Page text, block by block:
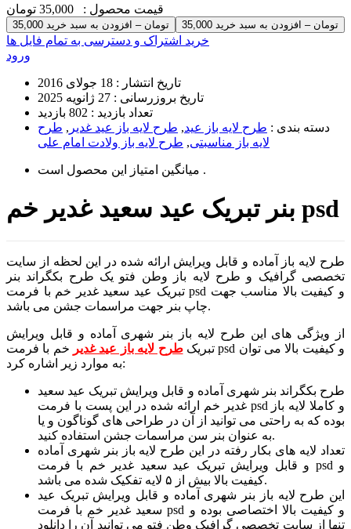
قیمت محصول : 35,000 تومان
35,000 تومان – افزودن به سبد خرید
خرید اشتراک و دسترسی به تمام فایل ها
ورود
تاریخ انتشار : 18 جولای 2016
تاریخ بروزرسانی : 27 ژانویه 2025
تعداد بازدید : 802 بازدید
دسته بندی : طرح لایه باز عید, طرح لایه باز عید غدیر , طرح
لایه باز مناسبتی, طرح لایه باز ولادت امام علی
میانگین امتیاز این محصول است .
بنر تبریک عید سعید غدیر خم psd
طرح لایه باز آماده و قابل ویرایش ارائه شده در این لحظه از سایت
تخصصی گرافیک و طرح لایه باز وطن فتو یک طرح بکگراند بنر
تبریک عید سعید غدیر خم با فرمت psd و کیفیت بالا مناسب جهت
چاپ بنر جهت مراسمات جشن می باشد.
از ویژگی های این طرح لایه باز بنر شهری آماده و قابل ویرایش
تبریکطرح لایه باز عید غدیر خم با فرمت psd و کیفیت بالا می توان
به موارد زیر اشاره کرد:
طرح بکگراند بنر شهری آماده و قابل ویرایش تبریک عید سعید
غدیر خم ارائه شده در این پست با فرمت psd و کاملا لایه باز
بوده که به راحتی می توانید از آن در طراحی های گوناگون و یا
به عنوان بنر سن مراسمات جشن استفاده کنید.
تعداد لایه های بکار رفته در این طرح لایه باز بنر شهری آماده
و قابل ویرایش تبریک عید سعید غدیر خم با فرمت psd و
کیفیت بالا بیش از ۵ لایه تفکیک شده می باشد.
این طرح لایه باز بنر شهری آماده و قابل ویرایش تبریک عید
سعید غدیر خم با فرمت psd و کیفیت بالا اختصاصی بوده و
تنها از سایت تخصصی گرافیک وطن فتو می توانید آن را دانلود